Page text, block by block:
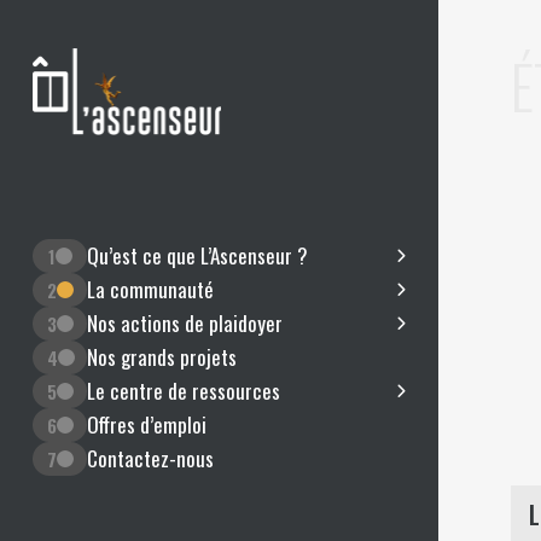
1 Qu’est ce que L’Ascenseur ?
2 La communauté
3 Nos actions de plaidoyer
4 Nos grands projets
5 Le centre de ressources
6 Offres d’emploi
7 Contactez-nous